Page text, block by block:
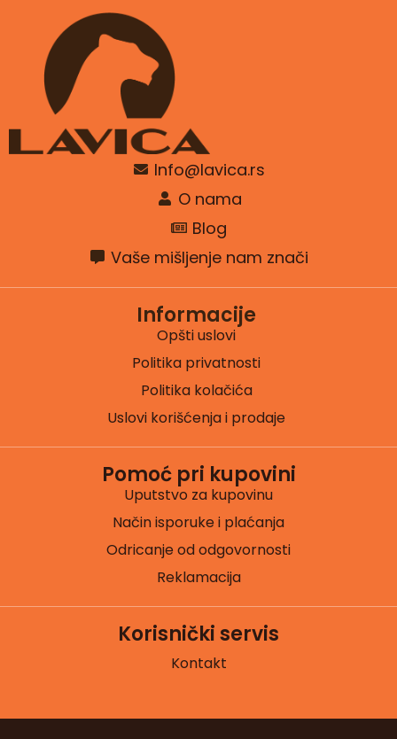
Info@lavica.rs
O nama
Blog
Vaše mišljenje nam znači
Informacije
Opšti uslovi
Politika privatnosti
Politika kolačića
Uslovi korišćenja i prodaje
Pomoć pri kupovini
Uputstvo za kupovinu
Način isporuke i plaćanja
Odricanje od odgovornosti
Reklamacija
Korisnički servis
Kontakt